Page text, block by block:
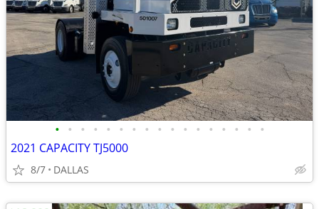
• • • • • • • • • • • • • • • • •
2021 CAPACITY TJ5000
8/7 DALLAS